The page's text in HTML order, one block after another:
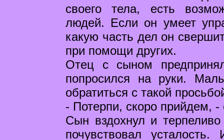
своего тела, есть
людей. Если он умеет
какую часть дел он
при помощи других.
Отец с сыном
попросился на руки.
обратиться с такой
- Потерпи, скоро прийдем, -
Сын вздохнул и
почувствовал